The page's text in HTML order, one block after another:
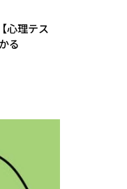
心理テス
る